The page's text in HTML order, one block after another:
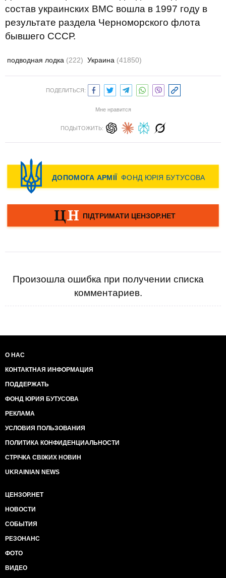
состав украинских ВМС вошла в 1997 году в
результате раздела Черноморского флота
бывшего СССР.
подводная лодка (222) Украина (41850)
ПОДЕЛИТЬСЯ:
Мне нравится
ПОДЫТОЖИТЬ:
Произошла ошибка при получении списка
комментариев.
О НАС
КОНТАКТНАЯ ИНФОРМАЦИЯ
ПОДДЕРЖАТЬ
ФОНД ЮРИЯ БУТУСОВА
РЕКЛАМА
УСЛОВИЯ ПОЛЬЗОВАНИЯ
ПОЛИТИКА КОНФИДЕНЦИАЛЬНОСТИ
СТРІЧКА СВІЖИХ НОВИН
UKRAINIAN NEWS
ЦЕНЗОР.НЕТ
НОВОСТИ
СОБЫТИЯ
РЕЗОНАНС
ФОТО
ВИДЕО